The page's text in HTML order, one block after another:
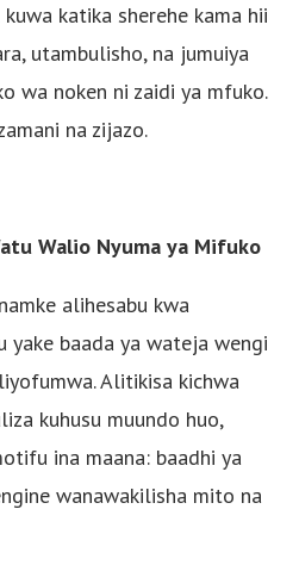
katika sherehe kama hii
utambulisho, na jumuiya
wa noken ni zaidi ya mfuko.
na zijazo.
Walio Nyuma ya Mifuko
alihesabu kwa
yake baada ya wateja wengi
Alitikisa kichwa
kuhusu muundo huo,
ina maana: baadhi ya
wanawakilisha mito na